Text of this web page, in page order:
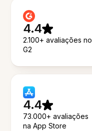
4.4
2.100+ avaliações no
G2
4.4
73.000+ avaliações
na App Store